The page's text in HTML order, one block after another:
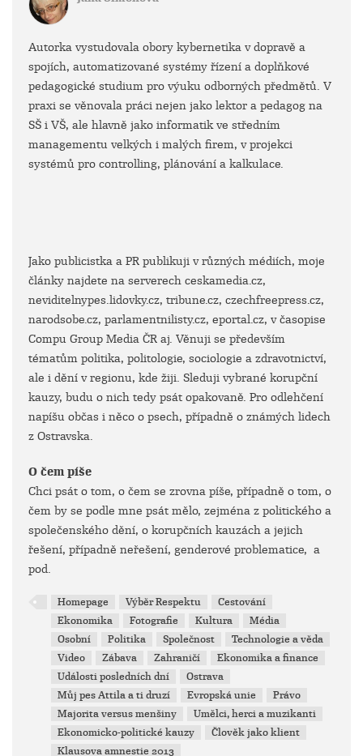
Autorka vystudovala obory kybernetika v dopravě a
spojích, automatizované systémy řízení a doplňkové
pedagogické studium pro výuku odborných předmětů. V
praxi se věnovala práci nejen jako lektor a pedagog na
SŠ i VŠ, ale hlavně jako informatik ve středním
managementu velkých i malých firem, v projekci
systémů pro controlling, plánování a kalkulace.
Jako publicistka a PR publikuji v různých médiích, moje
články najdete na serverech ceskamedia.cz,
neviditelnypes.lidovky.cz, tribune.cz, czechfreepress.cz,
narodsobe.cz, parlamentnilisty.cz, eportal.cz, v časopise
Compu Group Media ČR aj. Věnuji se především
tématům politika, politologie, sociologie a zdravotnictví,
ale i dění v regionu, kde žiji. Sleduji vybrané korupční
kauzy, budu o nich tedy psát opakovaně. Pro odlehčení
napíšu občas i něco o psech, případně o známých lidech
z Ostravska.
O čem píše
Chci psát o tom, o čem se zrovna píše, případně o tom, o
čem by se podle mne psát mělo, zejména z politického a
společenského dění, o korupčních kauzách a jejich
řešení, případně neřešení, genderové problematice, a
pod.
Homepage Výběr Respektu
Cestování
Ekonomika
Fotografie Kultura
Média
Osobní
Politika Společnost
Technologie a věda
Video
Zábava Zahraničí
Ekonomika a finance
Události posledních dní
Ostrava
Můj pes Attila a ti druzí
Evropská unie
Právo
Majorita versus menšiny
Umělci, herci a muzikanti
Ekonomicko-politické kauzy
Člověk jako klient
Klausova amnestie 2013